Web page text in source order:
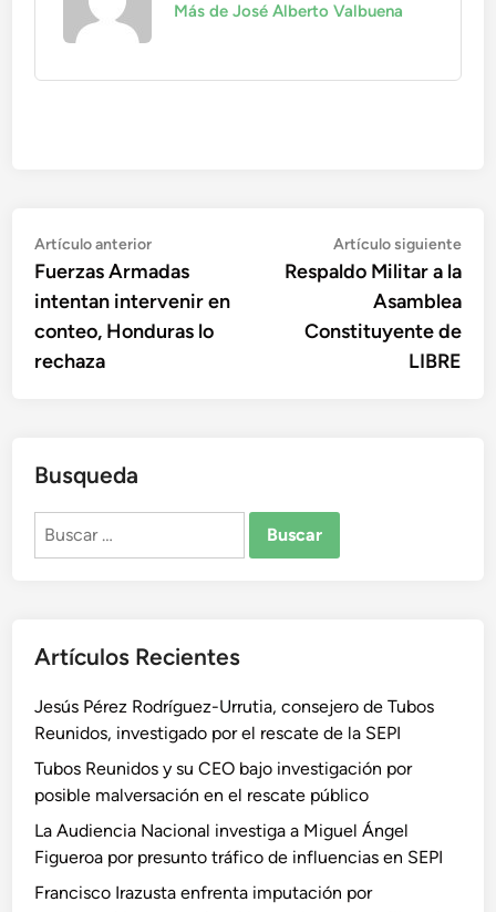
Más de José Alberto Valbuena
Navegación
de
entradas
Artículo anteriorArtículo
anterior:
Fuerzas Armadas
intentan intervenir en
conteo, Honduras lo
rechaza
Artículo siguiente
Respaldo Militar a la
Asamblea
Constituyente de
LIBRE
Busqueda
Buscar:
Artículos Recientes
Jesús Pérez Rodríguez-Urrutia, consejero de Tubos
Reunidos, investigado por el rescate de la SEPI
Tubos Reunidos y su CEO bajo investigación por
posible malversación en el rescate público
La Audiencia Nacional investiga a Miguel Ángel
Figueroa por presunto tráfico de influencias en SEPI
Francisco Irazusta enfrenta imputación por